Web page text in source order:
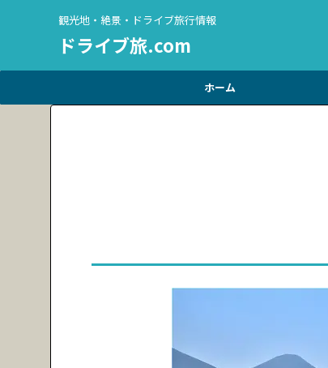
観光地・絶景・ドライブ旅行情報
ドライブ旅.com
ホーム